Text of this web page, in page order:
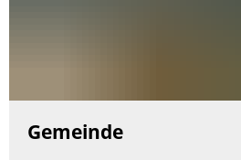
Gemeinde